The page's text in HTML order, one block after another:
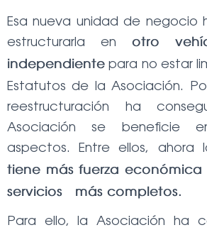
Esa nueva unidad de negocio
estructurarla en
otro
independiente para no estar
Estatutos de la Asociación.
reestructuración ha
Asociación se beneficie
aspectos. Entre ellos, ahora
tiene más fuerza económica
servicios ý más completos.
Para ello, la Asociación ha